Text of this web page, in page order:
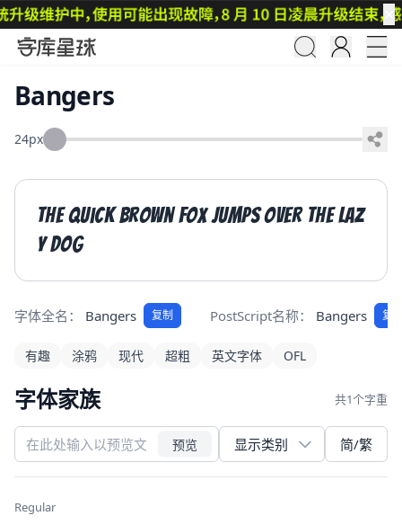
Bangers
24px
The quick brown fox jumps over the laz
y dog
字体全名： Bangers 复制 PostScript名称： Bangers 复
有趣 涂鸦 现代 超粗 英文字体 OFL
字体家族 共1个字重
预览 简/繁
Regular